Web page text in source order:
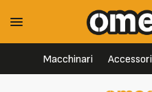
Macchinari Accessori